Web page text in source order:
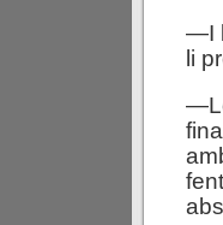
—I
li